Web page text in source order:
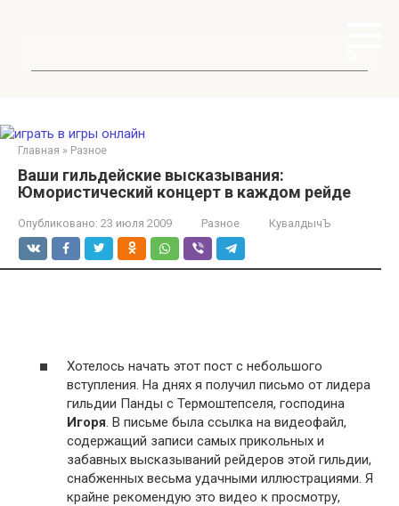
Главная » Разное
Ваши гильдейские высказывания:
Юмористический концерт в каждом рейде
Опубликовано: 23 июля 2009 Разное КувалдычЪ
Хотелось начать этот пост с небольшого
вступления. На днях я получил письмо от лидера
гильдии Панды с Термоштепселя, господина
Игоря . В письме была ссылка на видеофайл,
содержащий записи самых прикольных и
забавных высказываний рейдеров этой гильдии,
снабженных весьма удачными иллюстрациями. Я
крайне рекомендую это видео к просмотру,